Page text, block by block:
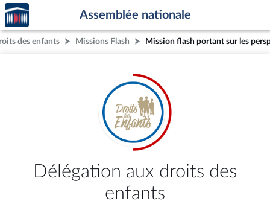
Aller au contenu
Aller en bas de la page
Accèder
à la
page
d'accueil
Assemblée nationale
des enfants Missions Flash
Délégation aux droits des
enfants